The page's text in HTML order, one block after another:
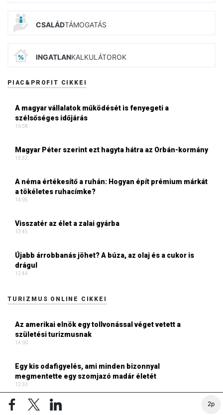
2p
CSALÁDTÁMOGATÁS
INGATLANKALKULÁTOROK
PIAC&PROFIT CIKKEI
A magyar vállalatok működését is fenyegeti a
szélsőséges időjárás
16:58
Magyar Péter szerint ezt hagyta hátra az Orbán-kormány
15:32
A néma értékesítő a ruhán: Hogyan épít prémium márkát
a tökéletes ruhacímke?
14:05
Visszatér az élet a zalai gyárba
13:45
Újabb árrobbanás jöhet? A búza, az olaj és a cukor is
drágul
12:44
TURIZMUS ONLINE CIKKEI
Az amerikai elnök egy tollvonással véget vetett a
születési turizmusnak
14:00
Egy kis odafigyelés, ami minden bizonnyal
megmentette egy szomjazó madár életét
12:33
Amerikai befektető kezébe kerülhet az easyJet